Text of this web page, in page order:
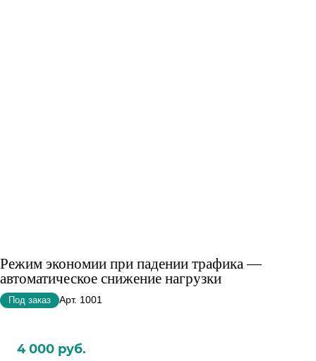
Режим экономии при падении трафика —
автоматическое снижение нагрузки
Под заказ Арт. 1001
4 000 руб.